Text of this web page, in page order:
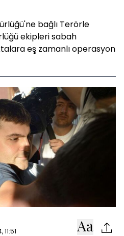
bağlı Terörle
ekipleri sabah
eş zamanlı operasyon